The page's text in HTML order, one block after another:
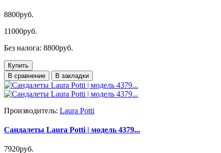
8800руб.
11000руб.
Без налога: 8800руб.
Купить
В сравнение
В закладки
Производитель: Laura Potti
Сандалеты Laura Potti | модель 4379...
7920руб.